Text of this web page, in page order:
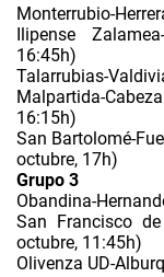
Monterrubio-
Ilipense
16:45h)
Talarrubias-
Malpartida-
16:15h)
San Bartolomé-
octubre, 17h)
Grupo 3
Obandina-
San Francisco
octubre, 11:45h)
Olivenza UD-